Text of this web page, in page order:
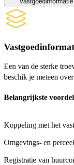
Een van de sterke
beschik je meteen
Belangrijkste
Koppeling met het
Omgevings- en
Registratie van